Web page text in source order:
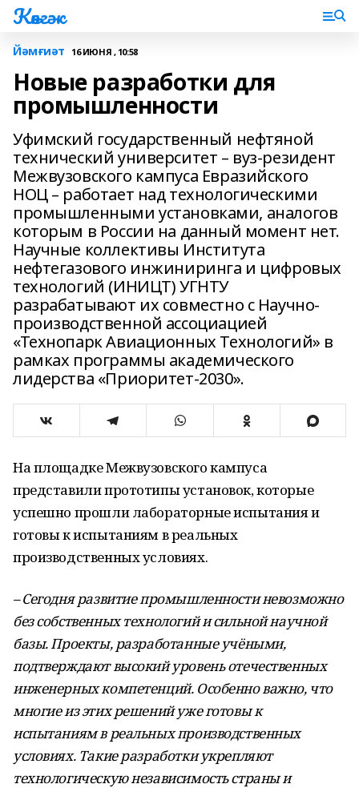
Көнгәк
Йәмғиәт 16 ИЮНЯ , 10:58
Новые разработки для
промышленности
Уфимский государственный нефтяной
технический университет – вуз-резидент
Межвузовского кампуса Евразийского
НОЦ – работает над технологическими
промышленными установками, аналогов
которым в России на данный момент нет.
Научные коллективы Института
нефтегазового инжиниринга и цифровых
технологий (ИНИЦТ) УГНТУ
разрабатывают их совместно с Научно-
производственной ассоциацией
«Технопарк Авиационных Технологий» в
рамках программы академического
лидерства «Приоритет-2030».
На площадке Межвузовского кампуса
представили прототипы установок, которые
успешно прошли лабораторные испытания и
готовы к испытаниям в реальных
производственных условиях.
– Сегодня развитие промышленности невозможно
без собственных технологий и сильной научной
базы. Проекты, разработанные учёными,
подтверждают высокий уровень отечественных
инженерных компетенций. Особенно важно, что
многие из этих решений уже готовы к
испытаниям в реальных производственных
условиях. Такие разработки укрепляют
технологическую независимость страны и